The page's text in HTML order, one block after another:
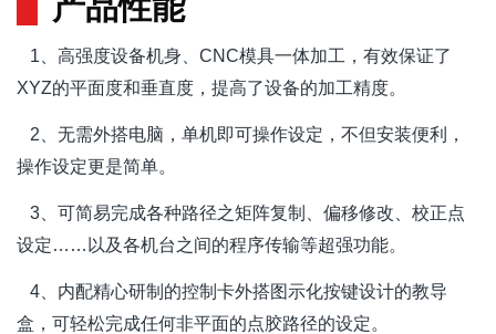
产品性能
1、高强度设备机身、CNC模具一体加工，有效保证了
XYZ的平面度和垂直度，提高了设备的加工精度。
2、无需外搭电脑，单机即可操作设定，不但安装便利，
操作设定更是简单。
3、可简易完成各种路径之矩阵复制、偏移修改、校正点
设定……以及各机台之间的程序传输等超强功能。
4、内配精心研制的控制卡外搭图示化按键设计的教导
盒，可轻松完成任何非平面的点胶路径的设定。